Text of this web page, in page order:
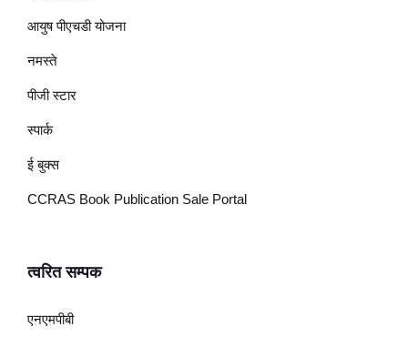
आयुष पीएचडी योजना
नमस्ते
पीजी स्टार
स्पार्क
ई बुक्स
CCRAS Book Publication Sale Portal
त्वरित सम्पक
एनएमपीबी